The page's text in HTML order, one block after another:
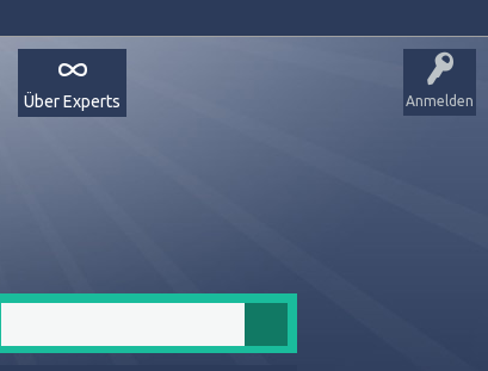
Anmelden
Über Experts